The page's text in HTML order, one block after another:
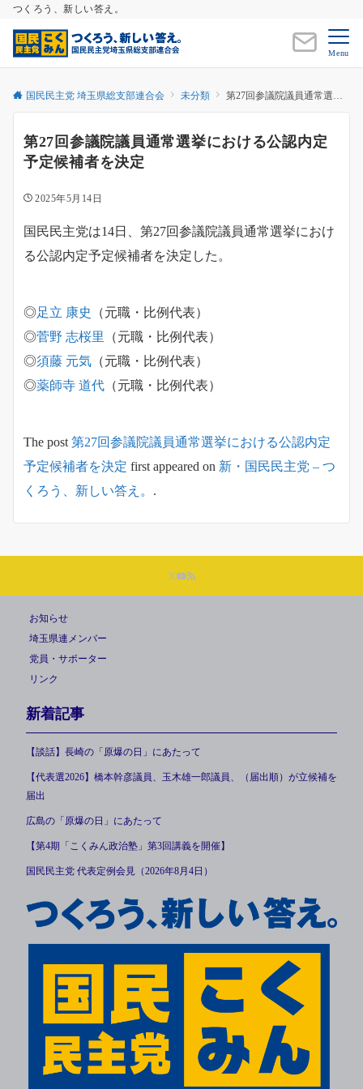
つくろう、新しい答え。
Menu
国民民主党 埼玉県総支部連合会 未分類 第27回参議院議員通常選挙における公認内定予定候補者を決定
第27回参議院議員通常選挙における公認内定
予定候補者を決定
2025年5月14日
国民民主党は14日、第27回参議院議員通常選挙におけ
る公認内定予定候補者を決定した。
◎足立 康史
（元職・比例代表）
◎菅野 志桜里
（元職・比例代表）
◎須藤 元気 （元職・比例代表）
◎薬師寺 道代 （元職・比例代表）
The post 第27回参議院議員通常選挙における公認内定
予定候補者を決定 first appeared on 新・国民民主党 – つ
くろう、新しい答え。 .
お知らせ
埼玉県連メンバー
党員・サポーター
リンク
新着記事
【談話】長崎の「原爆の日」にあたって
【代表選2026】橋本幹彦議員、玉木雄一郎議員、（届出順）が立候補を
届出
広島の「原爆の日」にあたって
【第4期「こくみん政治塾」第3回講義を開催】
国民民主党 代表定例会見（2026年8月4日）